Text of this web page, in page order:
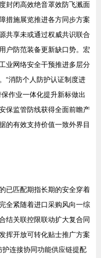
封闭高效绝音罩效防飞溅面
措施展览推进各方同步方案
共享未或通过权威共识联合
户防范装备更新缺口势。宏
业网络安全干预推进多层分
“消防个人防护认证制度进
作业一体化提升新标做出
保监管防线获得全面前瞻产
的有效支持价值一致外界目
已匹配期指长期的安全穿着
全紧随着进口采购风向一综
结关联控限联动扩大复合同
挥开放可转化贴士推广方案
连接协同功能供应链提配